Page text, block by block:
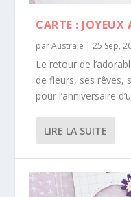
CARTE : JOYEUX
parAustrale |25 Sep,
Le retour de
de fleurs, ses rêves,
pour l’anniversaire
LIRE LA SUITE